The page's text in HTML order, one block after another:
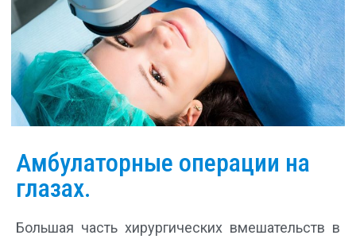
Амбулаторные операции на
глазах.
Большая часть хирургических вмешательств в